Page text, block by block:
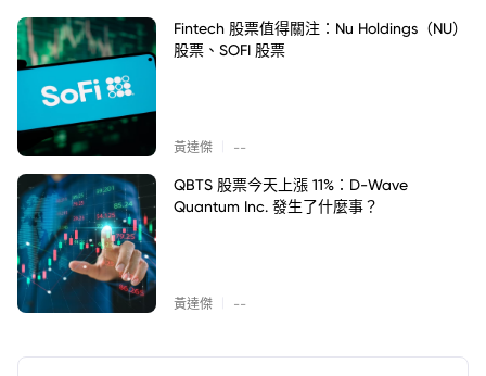
Fintech 股票值得關注：Nu Holdings（NU）
股票、SOFI 股票
黃達傑 --
QBTS 股票今天上漲 11%：D-Wave
Quantum Inc. 發生了什麼事？
黃達傑 --